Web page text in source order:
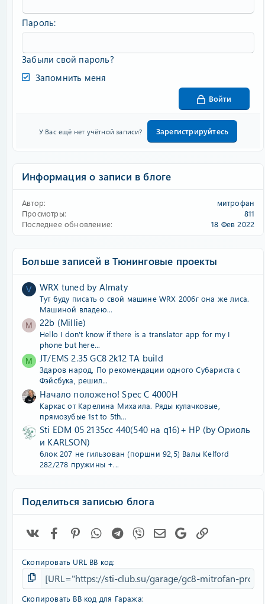
Пароль
Забыли свой пароль?
Запомнить меня
Войти
У Вас ещё нет учётной записи? Зарегистрируйтесь
Информация о записи в блоге
Автор
митрофан
Просмотры
811
Последнее обновление
18 Фев 2022
Больше записей в Тюнинговые проекты
V WRX tuned by Almaty
Тут буду писать о свой машине WRX 2006г она же лиса.
Машиной владею...
M 22b (Millie)
Hello I don't know if there is a translator app for my I
phone but here...
M JT/EMS 2.35 GC8 2k12 TA build
Здаров народ, По рекомендации одного Субариста с
Фэйсбука, pешил...
Начало положено! Spec C 4000H
Каркас от Карелина Михаила. Ряды кулачковые,
прямозубые 1st to 5th...
Sti EDM 05 2135cc 440(540 на q16)+ HP (by Ориоль
и KARLSON)
блок 207 не гильзован (поршни 92,5) Валы Kelford
282/278 пружины +...
Поделиться записью блога
FacebookPinterestWhatsAppTelegram
Viber Электронная почта
Google
Скопировать URL BB код
Скопировать BB код для Гаража